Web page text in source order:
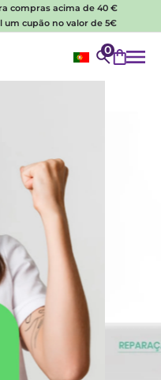
compras acima de 40 €
um cupão no valor de 5€
0